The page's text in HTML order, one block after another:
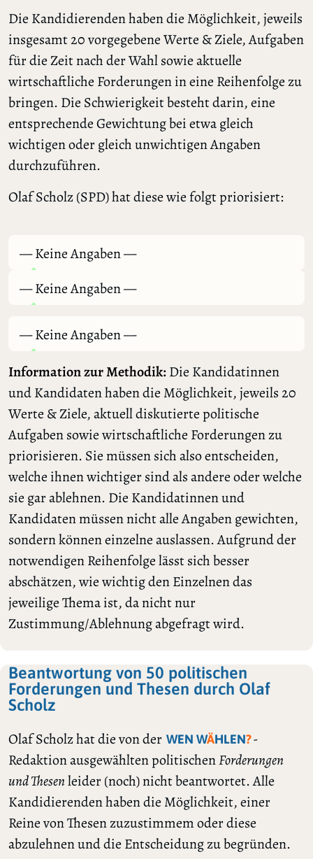
Die Kandidierenden haben die Möglichkeit, jeweils
insgesamt 20 vorgegebene Werte & Ziele, Aufgaben
für die Zeit nach der Wahl sowie aktuelle
wirtschaftliche Forderungen in eine Reihenfolge zu
bringen. Die Schwierigkeit besteht darin, eine
entsprechende Gewichtung bei etwa gleich
wichtigen oder gleich unwichtigen Angaben
durchzuführen.
Olaf Scholz (SPD) hat diese wie folgt priorisiert:
— Keine Angaben —
— Keine Angaben —
— Keine Angaben —
Information zur Methodik:Die Kandidatinnen
und Kandidaten haben die Möglichkeit, jeweils 20
Werte & Ziele, aktuell diskutierte politische
Aufgaben sowie wirtschaftliche Forderungen zu
priorisieren. Sie müssen sich also entscheiden,
welche ihnen wichtiger sind als andere oder welche
sie gar ablehnen. Die Kandidatinnen und
Kandidaten müssen nicht alle Angaben gewichten,
sondern können einzelne auslassen. Aufgrund der
notwendigen Reihenfolge lässt sich besser
abschätzen, wie wichtig den Einzelnen das
jeweilige Thema ist, da nicht nur
Zustimmung/Ablehnung abgefragt wird.
Beantwortung von 50 politischen
Forderungen und Thesen durch Olaf
Scholz
Olaf Scholz hat die von der WEN WÄHLEN?-
Redaktion ausgewählten politischenForderungen
und Thesenleider (noch) nicht beantwortet. Alle
Kandidierenden haben die Möglichkeit, einer
Reine von Thesen zuzustimmem oder diese
abzulehnen und die Entscheidung zu begründen.